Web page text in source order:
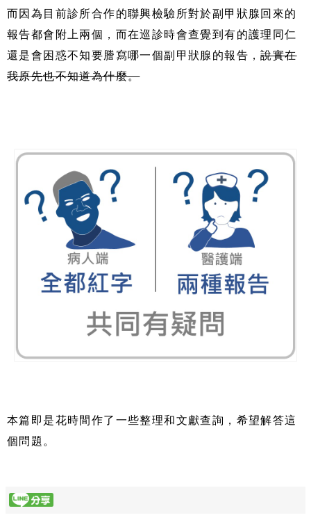
而因為目前診所合作的聯興檢驗所對於副甲狀腺回來的
報告都會附上兩個，而在巡診時會查覺到有的護理同仁
還是會困惑不知要謄寫哪一個副甲狀腺的報告，說實在
我原先也不知道為什麼。
本篇即是花時間作了一些整理和文獻查詢，希望解答這
個問題。